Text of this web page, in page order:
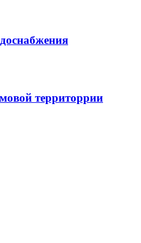
территоррии